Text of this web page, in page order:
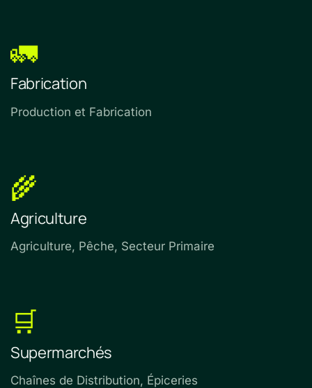
🚛
Fabrication
Production et Fabrication
🌾
Agriculture
Agriculture, Pêche, Secteur Primaire
🛒
Supermarchés
Chaînes de Distribution, Épiceries